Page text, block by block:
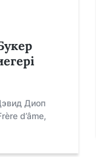
Диоп
d’âme,